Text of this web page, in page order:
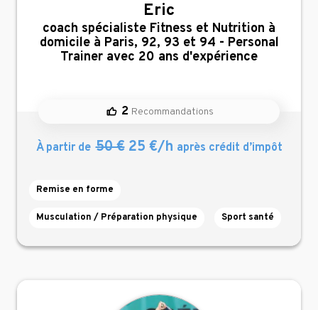
Eric
,
coach spécialiste Fitness et Nutrition à
domicile à Paris, 92, 93 et 94 - Personal
Trainer avec 20 ans d'expérience
2 Recommandations
À partir de 50 €25 €/h après crédit d’impôt
Remise en forme
Musculation / Préparation physique Sport santé